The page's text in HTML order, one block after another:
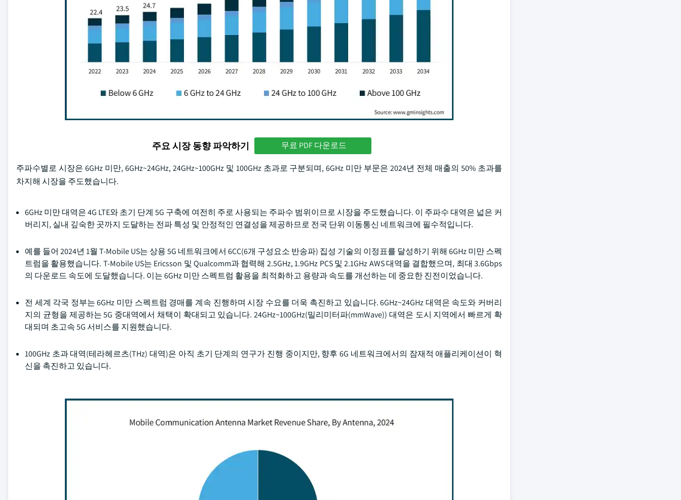
주요 시장 동향 파악하기 무료 PDF 다운로드
주파수별로 시장은 6GHz 미만, 6GHz~24GHz, 24GHz~100GHz 및 100GHz 초과로 구분되며, 6GHz 미만 부문은 2024년 전체 매출의 50% 초과를
차지해 시장을 주도했습니다.
6GHz 미만 대역은 4G LTE와 초기 단계 5G 구축에 여전히 주로 사용되는 주파수 범위이므로 시장을 주도했습니다. 이 주파수 대역은 넓은 커
버리지, 실내 깊숙한 곳까지 도달하는 전파 특성 및 안정적인 연결성을 제공하므로 전국 단위 이동통신 네트워크에 필수적입니다.
예를 들어 2024년 1월 T-Mobile US는 상용 5G 네트워크에서 6CC(6개 구성요소 반송파) 집성 기술의 이정표를 달성하기 위해 6GHz 미만 스펙
트럼을 활용했습니다. T-Mobile US는 Ericsson 및 Qualcomm과 협력해 2.5GHz, 1.9GHz PCS 및 2.1GHz AWS 대역을 결합했으며, 최대 3.6Gbps
의 다운로드 속도에 도달했습니다. 이는 6GHz 미만 스펙트럼 활용을 최적화하고 용량과 속도를 개선하는 데 중요한 진전이었습니다.
전 세계 각국 정부는 6GHz 미만 스펙트럼 경매를 계속 진행하며 시장 수요를 더욱 촉진하고 있습니다. 6GHz~24GHz 대역은 속도와 커버리
지의 균형을 제공하는 5G 중대역에서 채택이 확대되고 있습니다. 24GHz~100GHz(밀리미터파(mmWave)) 대역은 도시 지역에서 빠르게 확
대되며 초고속 5G 서비스를 지원했습니다.
100GHz 초과 대역(테라헤르츠(THz) 대역)은 아직 초기 단계의 연구가 진행 중이지만, 향후 6G 네트워크에서의 잠재적 애플리케이션이 혁
신을 촉진하고 있습니다.